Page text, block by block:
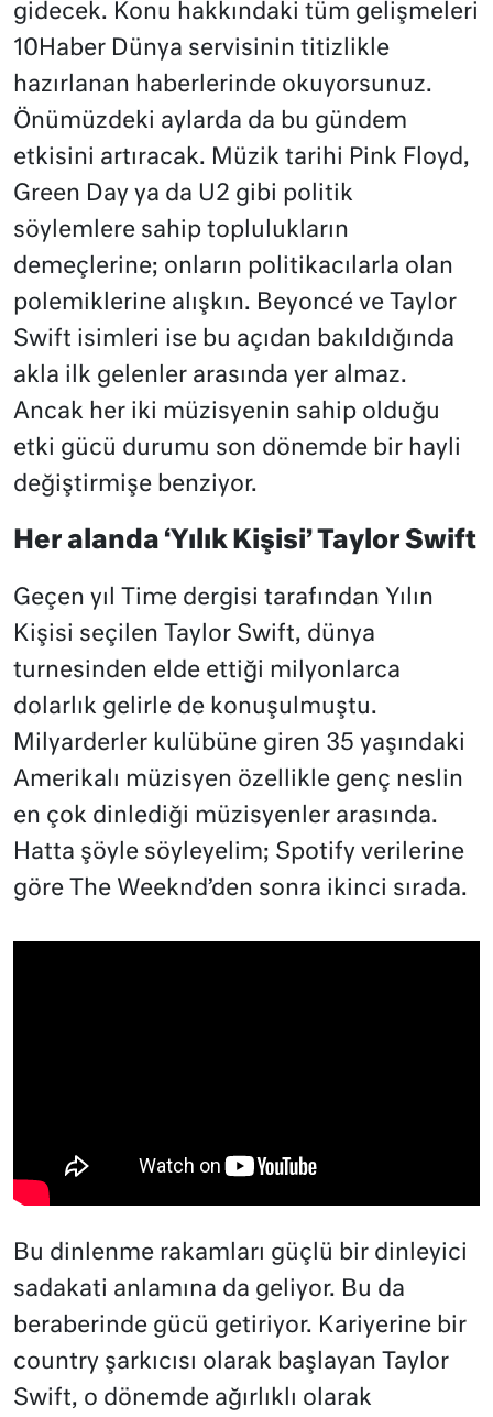
gidecek. Konu hakkındaki tüm gelişmeleri
10Haber Dünya servisinin titizlikle
hazırlanan haberlerinde okuyorsunuz.
Önümüzdeki aylarda da bu gündem
etkisini artıracak. Müzik tarihi Pink Floyd,
Green Day ya da U2 gibi politik
söylemlere sahip toplulukların
demeçlerine; onların politikacılarla olan
polemiklerine alışkın. Beyoncé ve Taylor
Swift isimleri ise bu açıdan bakıldığında
akla ilk gelenler arasında yer almaz.
Ancak her iki müzisyenin sahip olduğu
etki gücü durumu son dönemde bir hayli
değiştirmişe benziyor.
Her alanda ‘Yılık Kişisi’ Taylor Swift
Geçen yıl Time dergisi tarafından Yılın
Kişisi seçilen Taylor Swift, dünya
turnesinden elde ettiği milyonlarca
dolarlık gelirle de konuşulmuştu.
Milyarderler kulübüne giren 35 yaşındaki
Amerikalı müzisyen özellikle genç neslin
en çok dinlediği müzisyenler arasında.
Hatta şöyle söyleyelim; Spotify verilerine
göre The Weeknd’den sonra ikinci sırada.
Bu dinlenme rakamları güçlü bir dinleyici
sadakati anlamına da geliyor. Bu da
beraberinde gücü getiriyor. Kariyerine bir
country şarkıcısı olarak başlayan Taylor
Swift, o dönemde ağırlıklı olarak